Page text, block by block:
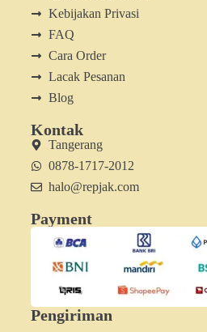
Kebijakan Privasi
FAQ
Cara Order
Lacak Pesanan
Blog
Kontak
Tangerang
0878-1717-2012
halo@repjak.com
Payment
Pengiriman